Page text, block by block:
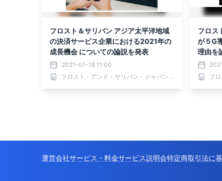
フロスト＆サリバン アジア太平洋地域
の決済サービス企業における2021年の
成長機会 についての論説を発表
2021-01-18 11:00
フロスト・アンド・サリバン・ジャパン 株式会社
フロスト＆サ
が５G
理由を
運営会社サービス・料金サービス説明会特定商取引法に